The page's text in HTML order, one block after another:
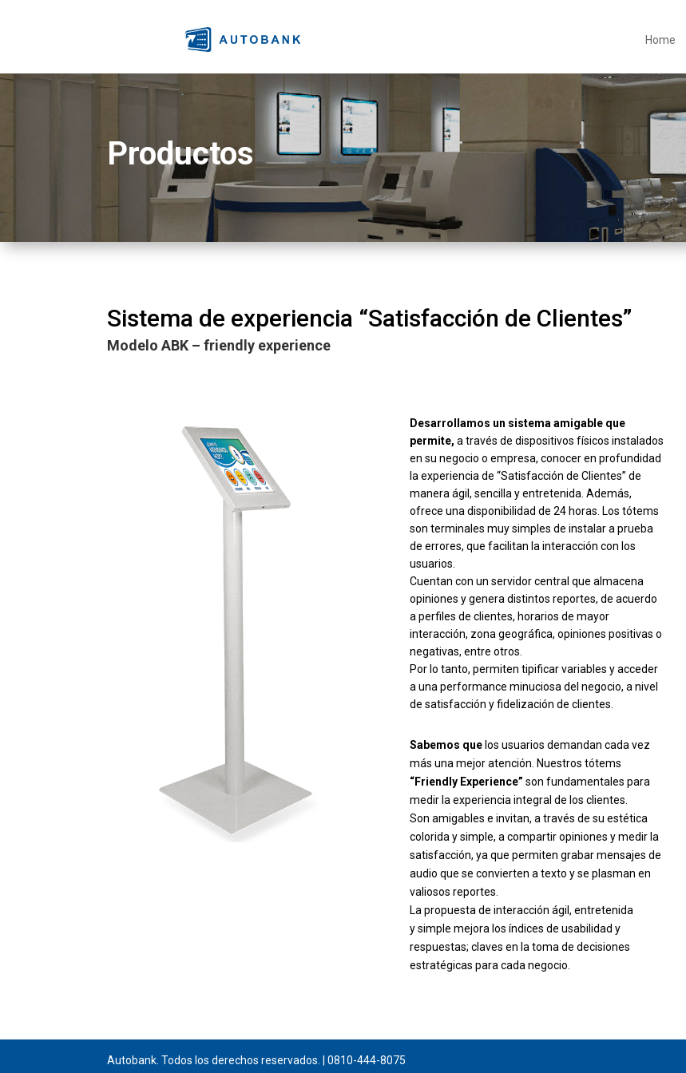
Home
Productos
Sistema de experiencia “Satisfacción de Clientes”
Modelo ABK – friendly experience
Desarrollamos un sistema amigable que
permite, a través de dispositivos físicos instalados
en su negocio o empresa, conocer en profundidad
la experiencia de “Satisfacción de Clientes” de
manera ágil, sencilla y entretenida. Además,
ofrece una disponibilidad de 24 horas. Los tótems
son terminales muy simples de instalar a prueba
de errores, que facilitan la interacción con los
usuarios.
Cuentan con un servidor central que almacena
opiniones y genera distintos reportes, de acuerdo
a perfiles de clientes, horarios de mayor
interacción, zona geográfica, opiniones positivas o
negativas, entre otros.
Por lo tanto, permiten tipificar variables y acceder
a una performance minuciosa del negocio, a nivel
de satisfacción y fidelización de clientes.
Sabemos que los usuarios demandan cada vez
más una mejor atención. Nuestros tótems
“Friendly Experience” son fundamentales para
medir la experiencia integral de los clientes.
Son amigables e invitan, a través de su estética
colorida y simple, a compartir opiniones y medir la
satisfacción, ya que permiten grabar mensajes de
audio que se convierten a texto y se plasman en
valiosos reportes.
La propuesta de interacción ágil, entretenida
y simple mejora los índices de usabilidad y
respuestas; claves en la toma de decisiones
estratégicas para cada negocio.
Autobank. Todos los derechos reservados. | 0810-444-8075